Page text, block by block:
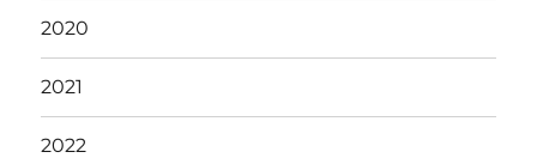
2020
2021
2022